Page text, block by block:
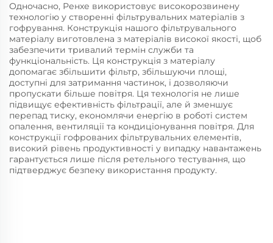
Одночасно, Ренхе використовує високорозвинену
технологію у створенні фільтрувальних матеріалів з
гофрування. Конструкція нашого фільтрувального
матеріалу виготовлена з матеріалів високої якості, щоб
забезпечити тривалий термін служби та
функціональність. Ця конструкція з матеріалу
допомагає збільшити фільтр, збільшуючи площі,
доступні для затримання частинок, і дозволяючи
пропускати більше повітря. Ця технологія не лише
підвищує ефективність фільтрації, але й зменшує
перепад тиску, економлячи енергію в роботі систем
опалення, вентиляції та кондиціонування повітря. Для
конструкції гофрованих фільтрувальних елементів,
високий рівень продуктивності у випадку навантажень
гарантується лише після ретельного тестування, що
підтверджує безпеку використання продукту.